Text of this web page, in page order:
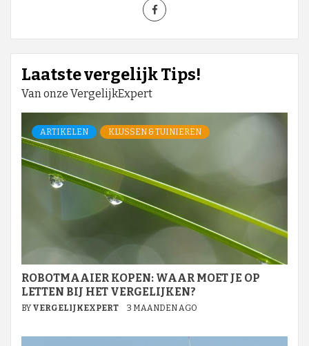
Laatste vergelijk Tips!
Van onze VergelijkExpert
ARTIKELEN KLUSSEN & TUINIEREN
ROBOTMAAIER KOPEN: WAAR MOET JE OP
LETTEN BIJ HET VERGELIJKEN?
BY VERGELIJKEXPERT 3 MAANDEN AGO